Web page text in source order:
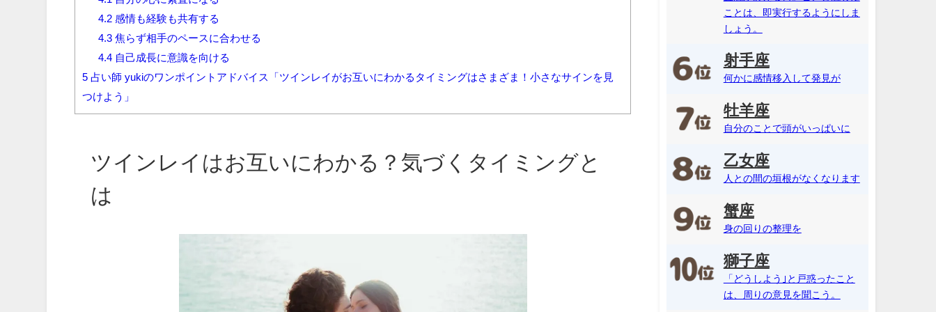
4.2 感情も経験も共有する
4.3 焦らず相手のペースに合わせる
4.4 自己成長に意識を向ける
5 占い師 yukiのワンポイントアドバイス「ツインレイがお互いにわかるタイミングはさまざま！小さなサインを見
つけよう」
ツインレイはお互いにわかる？気づくタイミングと
は
ことは、即実行するようにしま
しょう。
射手座
何かに感情移入して発見が
牡羊座
自分のことで頭がいっぱいに
乙女座
人との間の垣根がなくなります
蟹座
身の回りの整理を
獅子座
「どうしよう｣と戸惑ったこと
は、周りの意見を聞こう。